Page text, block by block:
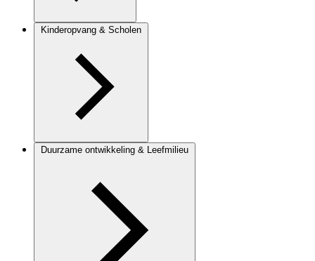
Kinderopvang & Scholen
Duurzame ontwikkeling & Leefmilieu